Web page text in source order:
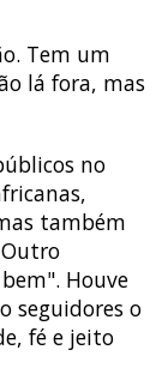
Tem um
lá fora, mas
no
também
Houve
seguidores o
fé e jeito